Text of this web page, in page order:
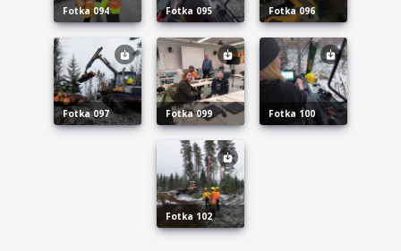
fotka 094 fotka 095 fotka 096
fotka 097 fotka 099 fotka 100
fotka 102